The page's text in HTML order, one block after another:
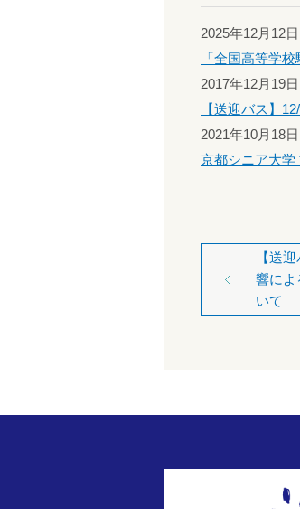
2025年12月12日
「全国高等学
2017年12月19日
【送迎バス】
2021年10月18日
京都シニア大学
【送
響によ
いて